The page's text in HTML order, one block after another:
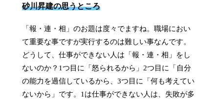
砂川昇建の思うところ
「報・連・相」のお題は度々でますね。職場におい
て重要な事ですが実行するのは難しい事なんです。
どうして、仕事ができない人は「報・連・相」をし
ないのか？1つ目に「怒られるから」2つ目に「自分
の能力を過信しているから、3つ目に「何も考えてい
ないから」です。1は仕事ができない人は、失敗が多